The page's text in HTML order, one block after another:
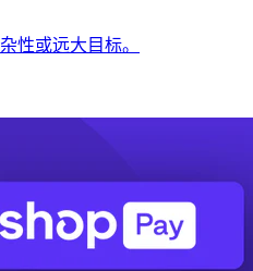
性或远大目标。